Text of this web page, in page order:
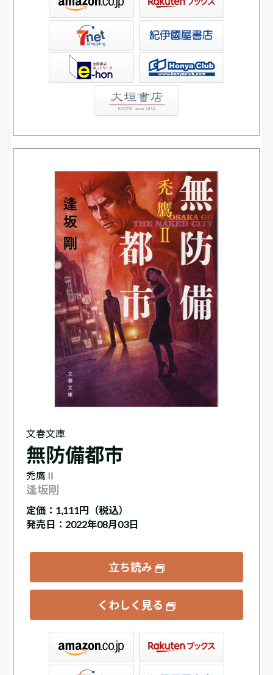
書店ウェブストア
文春文庫
無防備都市
禿鷹Ⅱ
逢坂剛
定価： 1,111円（税込）
発売日：2022年08月03日
立ち読み
くわしく見る
書店ウェブストア